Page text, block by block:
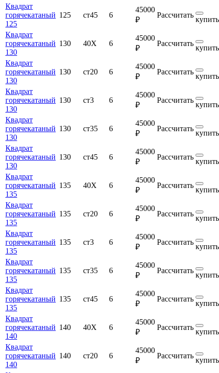
Квадрат
горячекатаный
125
125 ст45 6
45000
₽
Рассчитать
купить
Квадрат
горячекатаный
130
130 40Х 6
45000
₽
Рассчитать
купить
Квадрат
горячекатаный
130
130 ст20 6
45000
₽
Рассчитать
купить
Квадрат
горячекатаный
130
130 ст3 6
45000
₽
Рассчитать
купить
Квадрат
горячекатаный
130
130 ст35 6
45000
₽
Рассчитать
купить
Квадрат
горячекатаный
130
130 ст45 6
45000
₽
Рассчитать
купить
Квадрат
горячекатаный
135
135 40Х 6
45000
₽
Рассчитать
купить
Квадрат
горячекатаный
135
135 ст20 6
45000
₽
Рассчитать
купить
Квадрат
горячекатаный
135
135 ст3 6
45000
₽
Рассчитать
купить
Квадрат
горячекатаный
135
135 ст35 6
45000
₽
Рассчитать
купить
Квадрат
горячекатаный
135
135 ст45 6
45000
₽
Рассчитать
купить
Квадрат
горячекатаный
140
140 40Х 6
45000
₽
Рассчитать
купить
Квадрат
горячекатаный
140
140 ст20 6
45000
₽
Рассчитать
купить